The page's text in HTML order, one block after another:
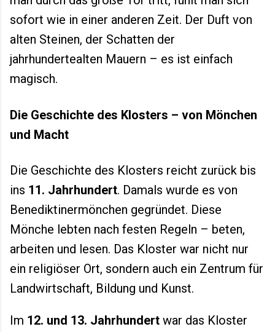
sofort wie in einer anderen Zeit. Der Duft von
alten Steinen, der Schatten der
jahrhundertealten Mauern – es ist einfach
magisch.
Die Geschichte des Klosters – von Mönchen
und Macht
Die Geschichte des Klosters reicht zurück bis
ins 11. Jahrhundert. Damals wurde es von
Benediktinermönchen gegründet. Diese
Mönche lebten nach festen Regeln – beten,
arbeiten und lesen. Das Kloster war nicht nur
ein religiöser Ort, sondern auch ein Zentrum für
Landwirtschaft, Bildung und Kunst.
Im 12. und 13. Jahrhundert war das Kloster